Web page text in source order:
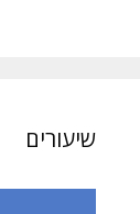
שיעורים